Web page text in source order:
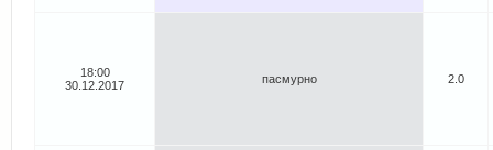
18:00
30.12.2017
пасмурно 2.0